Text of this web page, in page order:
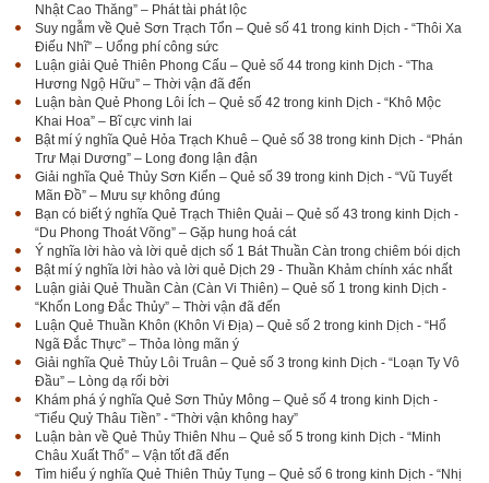
Nhật Cao Thăng” – Phát tài phát lộc
Suy ngẫm về Quẻ Sơn Trạch Tổn – Quẻ số 41 trong kinh Dịch - “Thôi Xa
Điếu Nhĩ” – Uổng phí công sức
Luận giải Quẻ Thiên Phong Cấu – Quẻ số 44 trong kinh Dịch - “Tha
Hương Ngộ Hữu” – Thời vận đã đến
Luận bàn Quẻ Phong Lôi Ích – Quẻ số 42 trong kinh Dịch - “Khô Mộc
Khai Hoa” – Bĩ cực vinh lai
Bật mí ý nghĩa Quẻ Hỏa Trạch Khuê – Quẻ số 38 trong kinh Dịch - “Phán
Trư Mại Dương” – Long đong lận đận
Giải nghĩa Quẻ Thủy Sơn Kiển – Quẻ số 39 trong kinh Dịch - “Vũ Tuyết
Mãn Đồ” – Mưu sự không đúng
Bạn có biết ý nghĩa Quẻ Trạch Thiên Quải – Quẻ số 43 trong kinh Dịch -
“Du Phong Thoát Võng” – Gặp hung hoá cát
Ý nghĩa lời hào và lời quẻ dịch số 1 Bát Thuần Càn trong chiêm bói dịch
Bật mí ý nghĩa lời hào và lời quẻ Dịch 29 - Thuần Khảm chính xác nhất
Luận giải Quẻ Thuần Càn (Càn Vi Thiên) – Quẻ số 1 trong kinh Dịch -
“Khốn Long Đắc Thủy” – Thời vận đã đến
Luận Quẻ Thuần Khôn (Khôn Vi Địa) – Quẻ số 2 trong kinh Dịch - “Hổ
Ngã Đắc Thực” – Thỏa lòng mãn ý
Giải nghĩa Quẻ Thủy Lôi Truân – Quẻ số 3 trong kinh Dịch - “Loạn Ty Vô
Đầu” – Lòng dạ rối bời
Khám phá ý nghĩa Quẻ Sơn Thủy Mông – Quẻ số 4 trong kinh Dịch -
“Tiểu Quỷ Thâu Tiền” - “Thời vận không hay”
Luận bàn về Quẻ Thủy Thiên Nhu – Quẻ số 5 trong kinh Dịch - “Minh
Châu Xuất Thổ” – Vận tốt đã đến
Tìm hiểu ý nghĩa Quẻ Thiên Thủy Tụng – Quẻ số 6 trong kinh Dịch - “Nhị